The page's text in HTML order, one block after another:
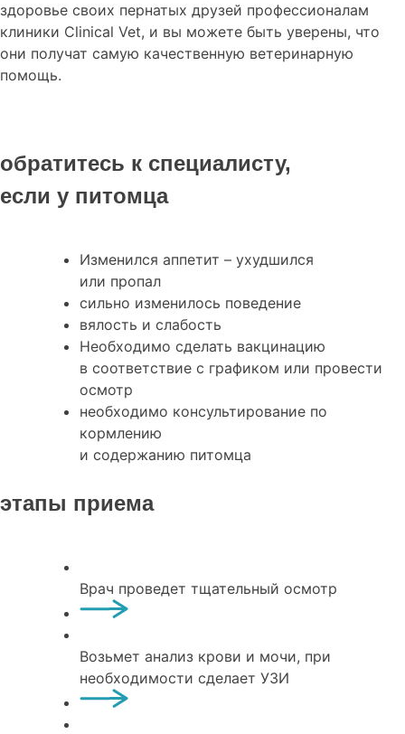
здоровье своих пернатых друзей профессионалам
клиники Clinical Vet, и вы можете быть уверены, что
они получат самую качественную ветеринарную
помощь.
обратитесь к специалисту,
если у питомца
Изменился аппетит – ухудшился
или пропал
сильно изменилось поведение
вялость и слабость
Необходимо сделать вакцинацию
в соответствие с графиком или провести
осмотр
необходимо консультирование по
кормлению
и содержанию питомца
этапы приема
Врач проведет тщательный осмотр
Возьмет анализ крови и мочи, при
необходимости сделает УЗИ